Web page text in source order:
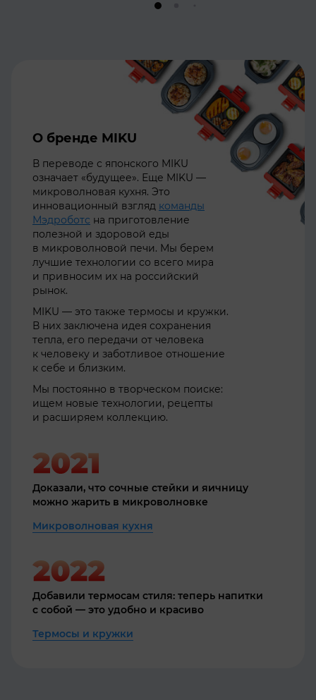
О бренде MIKU
В переводе с японского MIKU
означает «будущее». Еще MIKU —
микроволновая кухня. Это
инновационный взгляд команды
Мэдроботс на приготовление
полезной и здоровой еды
в микроволновой печи. Мы берем
лучшие технологии со всего мира
и привносим их на российский
рынок.
MIKU — это также термосы и кружки.
В них заключена идея сохранения
тепла, его передачи от человека
к человеку и заботливое отношение
к себе и близким.
Мы постоянно в творческом поиске:
ищем новые технологии, рецепты
и расширяем коллекцию.
Доказали, что сочные стейки и яичницу
можно жарить в микроволновке
Микроволновая кухня
Добавили термосам стиля: теперь напитки
с собой — это удобно и красиво
Термосы и кружки